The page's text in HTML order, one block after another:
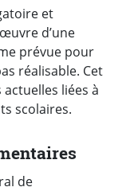
et
d’une
prévue pour
réalisable. Cet
liées à
scolaires.
de